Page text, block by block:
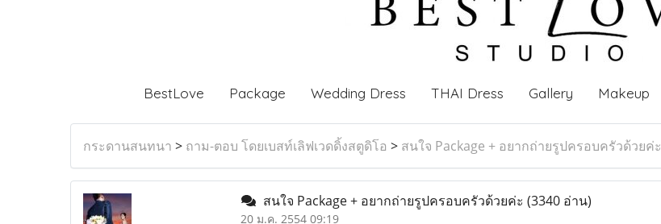
BestLove Package Wedding Dress THAI Dress Gallery Makeup
กระดานสนทนา > ถาม-ตอบ โดยเบสท์เลิฟเวดดิ้งสตูดิโอ > สนใจ Package + อยากถ่ายรูปครอบครัวด้วยค่ะ
สนใจ Package + อยากถ่ายรูปครอบครัวด้วยค่ะ (3340 อ่าน)
20 ม.ค. 2554 09:19